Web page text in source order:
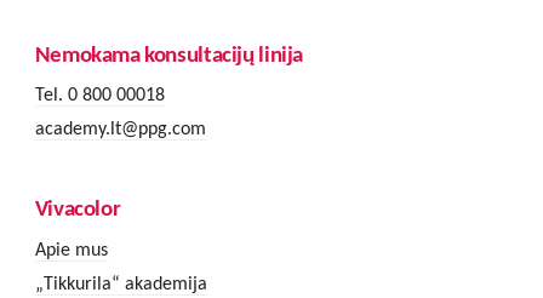
Nemokama konsultacijų linija
Tel. 0 800 00018
academy.lt@ppg.com
Vivacolor
Apie mus
„Tikkurila“ akademija